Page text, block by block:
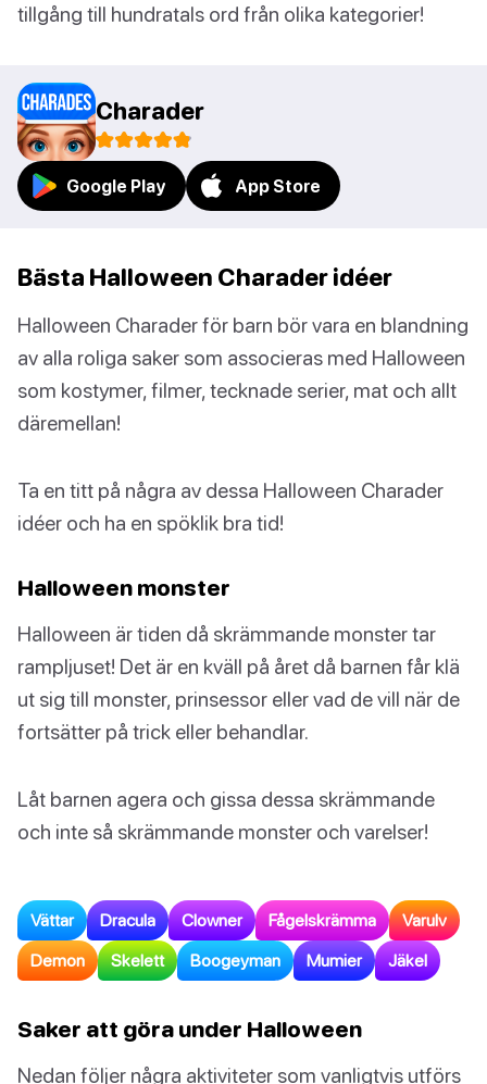
tillgång till hundratals ord från olika kategorier!
Charader
Google Play App Store
Bästa Halloween Charader idéer
Halloween Charader för barn bör vara en blandning
av alla roliga saker som associeras med Halloween
som kostymer, filmer, tecknade serier, mat och allt
däremellan!
Ta en titt på några av dessa Halloween Charader
idéer och ha en spöklik bra tid!
Halloween monster
Halloween är tiden då skrämmande monster tar
rampljuset! Det är en kväll på året då barnen får klä
ut sig till monster, prinsessor eller vad de vill när de
fortsätter på trick eller behandlar.
Låt barnen agera och gissa dessa skrämmande
och inte så skrämmande monster och varelser!
Vättar Dracula Clowner Fågelskrämma Varulv
Demon Skelett Boogeyman Mumier Jäkel
Saker att göra under Halloween
Nedan följer några aktiviteter som vanligtvis utförs